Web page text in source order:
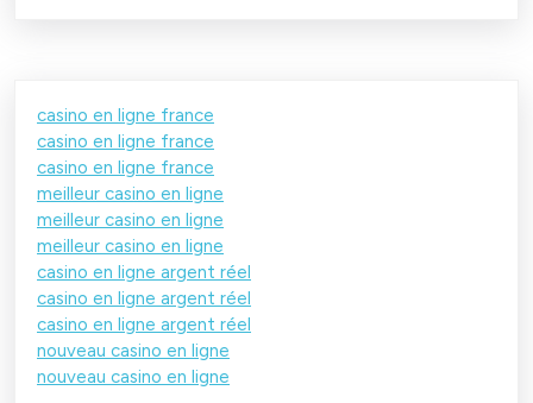
casino en ligne france
casino en ligne france
casino en ligne france
meilleur casino en ligne
meilleur casino en ligne
meilleur casino en ligne
casino en ligne argent réel
casino en ligne argent réel
casino en ligne argent réel
nouveau casino en ligne
nouveau casino en ligne